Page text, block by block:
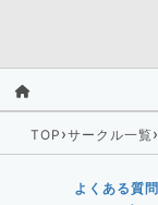
TOP ›サークル一覧›
よくある質問